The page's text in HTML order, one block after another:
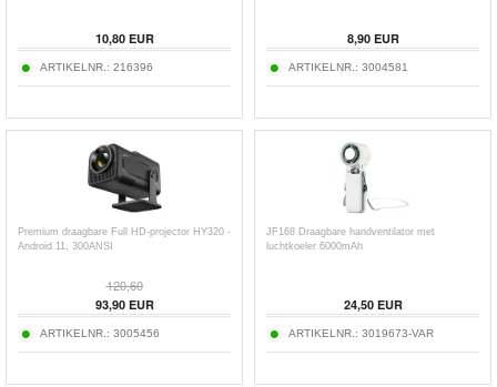
10,80EUR
ARTIKELNR.: 216396
8,90EUR
ARTIKELNR.: 3004581
Premium draagbare Full HD-projector HY320 -
Android 11, 300ANSI
120,60
93,90EUR
ARTIKELNR.: 3005456
JF168 Draagbare handventilator met
luchtkoeler 6000mAh
24,50EUR
ARTIKELNR.: 3019673-VAR